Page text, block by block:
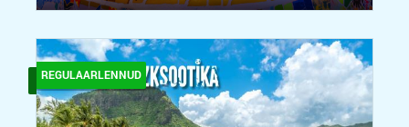
REGULAARLENNUD